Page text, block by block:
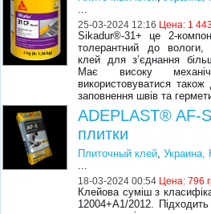
...
25-03-2024 12:16 Цена: 1
Sikadur®-31+ це 2-
толерантний до вологи,
клей для з’єднання
Має високу
використовуватися
заповнення швів та
ADEPLAST® AF-
плитки
Плиточный клей,Украина,
...
18-03-2024 00:54 Цена:796
Клейова суміш з
12004+A1/2012.